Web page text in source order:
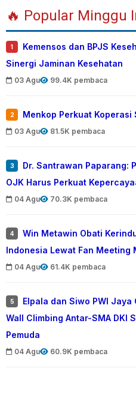
🔥 Popular Minggu
1
Kemensos dan BPJS
Sinergi Jaminan Kesehatan
03 Agu 99.4K pembaca
2 Menkop Perkuat Koperasi
03 Agu 81.5K pembaca
3
Dr. Santrawan Paparang:
OJK Harus Perkuat
04 Agu 70.3K pembaca
4
Win Metawin Obati
Indonesia Lewat Fan Meeting
04 Agu 61.4K pembaca
5
Elpala dan Siwo PWI Jaya
Wall Climbing Antar-SMA DKI
Pemuda
04 Agu 60.9K pembaca